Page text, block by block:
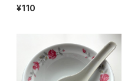
¥110